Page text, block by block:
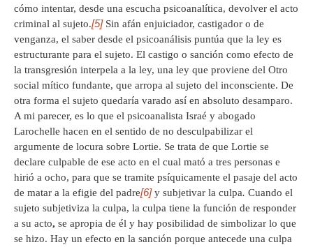
cómo intentar, desde una escucha psicoanalítica, devolver el acto
criminal al sujeto.[5]Sin afán enjuiciador, castigador o de
venganza, el saber desde el psicoanálisis puntúa que la ley es
estructurante para el sujeto. El castigo o sanción como efecto de
la transgresión interpela a la ley, una ley que proviene del Otro
social mítico fundante, que arropa al sujeto del inconsciente. De
otra forma el sujeto quedaría varado así en absoluto desamparo.
A mi parecer, es lo que el psicoanalista Israé y abogado
Larochelle hacen en el sentido de no desculpabilizar el
argumente de locura sobre Lortie. Se trata de que Lortie se
declare culpable de ese acto en el cual mató a tres personas e
hirió a ocho, para que se tramite psíquicamente el pasaje del acto
de matar a la efigie del padre[6]y subjetivar la culpa. Cuando el
sujeto subjetiviza la culpa, la culpa tiene la función de responder
a su acto, se apropia de él y hay posibilidad de simbolizar lo que
se hizo. Hay un efecto en la sanción porque antecede una culpa